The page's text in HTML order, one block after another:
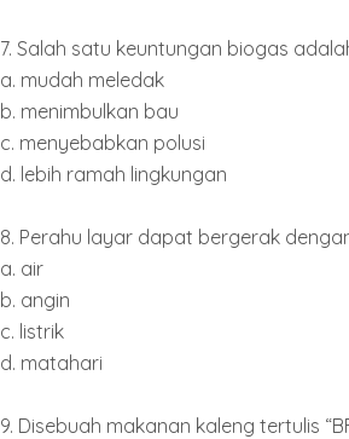
7. Salah satu keuntungan biogas
a. mudah meledak
b. menimbulkan bau
c. menyebabkan polusi
d. lebih ramah lingkungan
8. Perahu layar dapat bergerak
a. air
b. angin
c. listrik
d. matahari
9. Disebuah makanan kaleng tertulis